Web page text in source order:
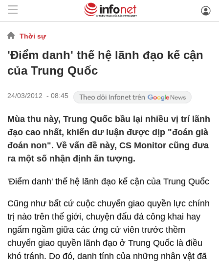
Thời sự
'Điểm danh' thế hệ lãnh đạo kế cận
của Trung Quốc
24/03/2012 - 08:45
Mùa thu này, Trung Quốc bầu lại nhiều vị trí lãnh
đạo cao nhất, khiến dư luận được dịp "đoán già
đoán non". Về vấn đề này, CS Monitor cũng đưa
ra một số nhận định ấn tượng.
'Điểm danh' thế hệ lãnh đạo kế cận của Trung Quốc
Cũng như bất cứ cuộc chuyển giao quyền lực chính
trị nào trên thế giới, chuyện đấu đá công khai hay
ngấm ngầm giữa các ứng cử viên trước thềm
chuyển giao quyền lãnh đạo ở Trung Quốc là điều
khó tránh. Do đó, danh tính của những nhân vật đã